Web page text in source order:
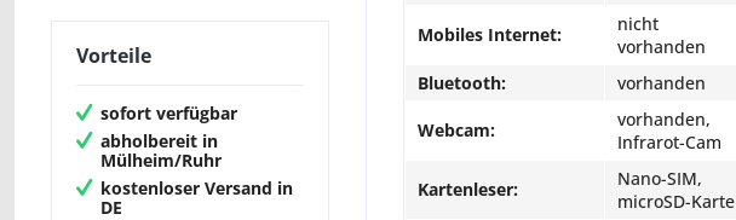
Vorteile
sofort verfügbar
abholbereit in
Mülheim/Ruhr
kostenloser Versand in
DE
Mobiles Internet:
nicht
vorhanden
Bluetooth:
vorhanden
Webcam:
vorhanden,
Infrarot-Cam
Kartenleser:
Nano-SIM,
microSD-Karte